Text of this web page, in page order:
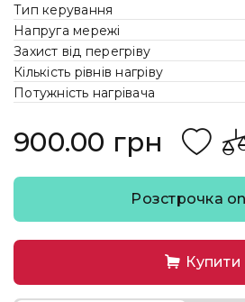
Тип керування
Напруга мережі
Захист від перегріву
Кількість рівнів нагріву
Потужність нагрівача
900.00 грн
Розстрочка
Купити